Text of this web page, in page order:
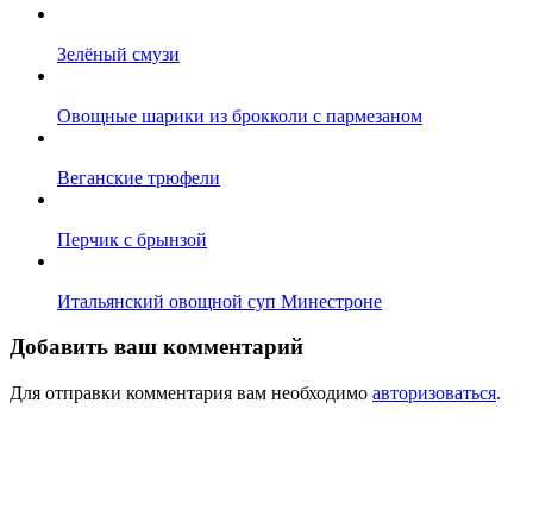
Зелёный смузи
Овощные шарики из брокколи с пармезаном
Веганские трюфели
Перчик с брынзой
Итальянский овощной суп Минестроне
Добавить ваш комментарий
Для отправки комментария вам необходимо авторизоваться.